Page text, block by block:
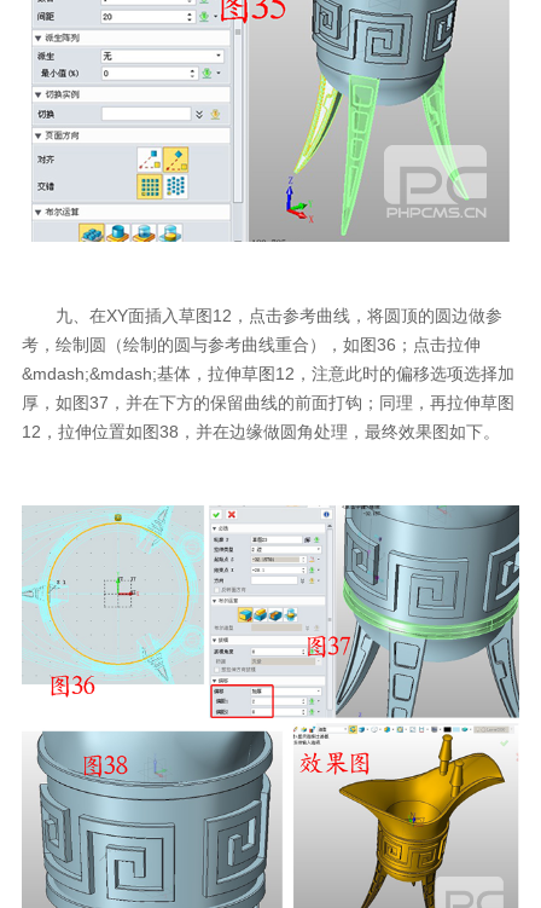
九、在XY面插入草图12，点击参考曲线，将圆顶的圆边做参
考，绘制圆（绘制的圆与参考曲线重合），如图36；点击拉伸
&mdash;&mdash;基体，拉伸草图12，注意此时的偏移选项选择加
厚，如图37，并在下方的保留曲线的前面打钩；同理，再拉伸草图
12，拉伸位置如图38，并在边缘做圆角处理，最终效果图如下。